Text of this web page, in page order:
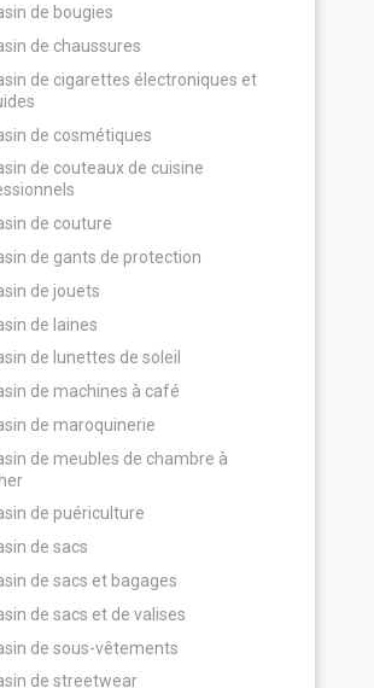
de bougies
de chaussures
de cigarettes électroniques et
de cosmétiques
de couteaux de cuisine
de couture
de gants de protection
de jouets
de laines
de lunettes de soleil
de machines à café
de maroquinerie
de meubles de chambre à
de puériculture
de sacs
de sacs et bagages
de sacs et de valises
de sous-vêtements
de streetwear